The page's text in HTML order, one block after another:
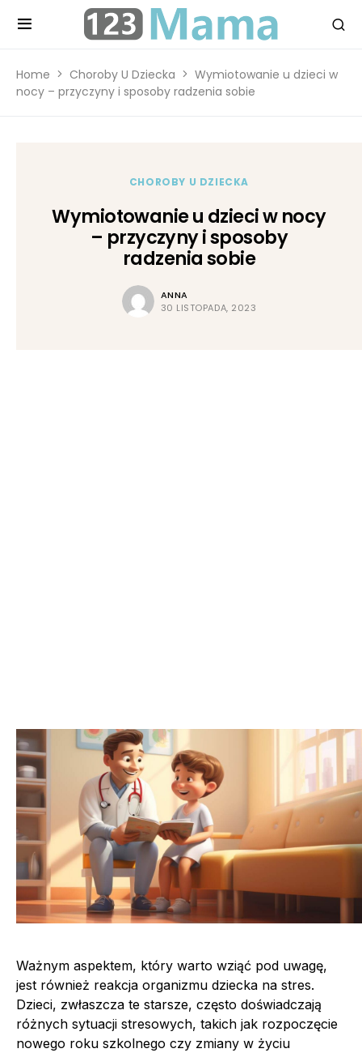
Home Choroby U Dziecka
Wymiotowanie u dzieci w
nocy – przyczyny i sposoby radzenia sobie
CHOROBY U DZIECKA
Wymiotowanie u dzieci w nocy
– przyczyny i sposoby
radzenia sobie
ANNA
30 LISTOPADA, 2023
Ważnym aspektem, który warto wziąć pod uwagę,
jest również reakcja organizmu dziecka na stres.
Dzieci, zwłaszcza te starsze, często doświadczają
różnych sytuacji stresowych, takich jak rozpoczęcie
nowego roku szkolnego czy zmiany w życiu